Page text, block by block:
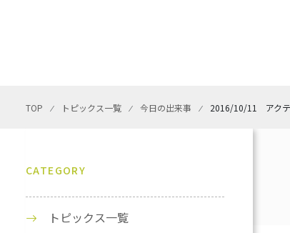
TOP ⁄ トピックス一覧 ⁄ 今日の出来事 ⁄ 2016/10/11 アク
CATEGORY
トピックス一覧